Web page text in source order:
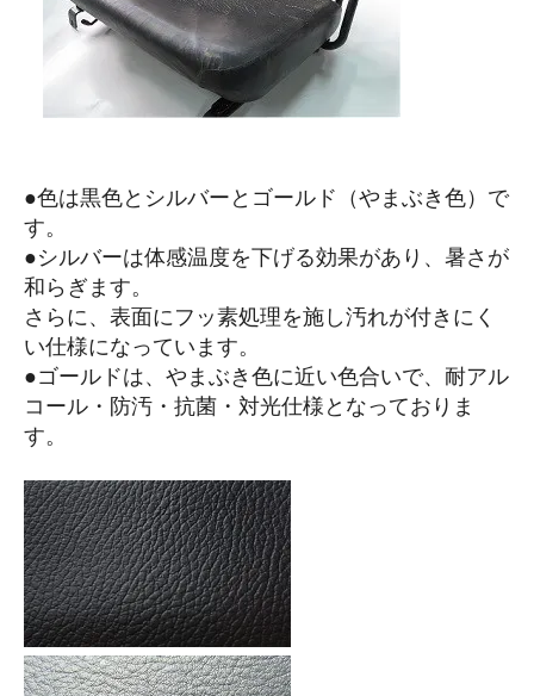
●色は黒色とシルバーとゴールド（やまぶき色）で
す。
●シルバーは体感温度を下げる効果があり、暑さが
和らぎます。
さらに、表面にフッ素処理を施し汚れが付きにく
い仕様になっています。
●ゴールドは、やまぶき色に近い色合いで、耐アル
コール・防汚・抗菌・対光仕様となっておりま
す。